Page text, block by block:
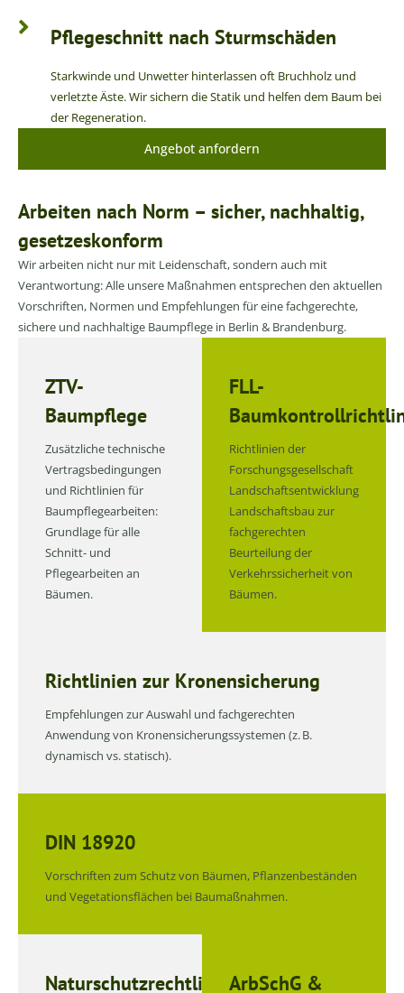
Pflegeschnitt nach Sturmschäden
Starkwinde und Unwetter hinterlassen oft Bruchholz und
verletzte Äste. Wir sichern die Statik und helfen dem Baum bei
der Regeneration.
Angebot anfordern
Arbeiten nach Norm – sicher, nachhaltig,
gesetzeskonform
Wir arbeiten nicht nur mit Leidenschaft, sondern auch mit
Verantwortung: Alle unsere Maßnahmen entsprechen den aktuellen
Vorschriften, Normen und Empfehlungen für eine fachgerechte,
sichere und nachhaltige Baumpflege in Berlin & Brandenburg.
ZTV-
Baumpflege
Zusätzliche technische
Vertragsbedingungen
und Richtlinien für
Baumpflegearbeiten:
Grundlage für alle
Schnitt- und
Pflegearbeiten an
Bäumen.
FLL-
Richtlinien der
Forschungsgesellschaft
Landschaftsentwicklung
Landschaftsbau zur
fachgerechten
Beurteilung der
Verkehrssicherheit von
Bäumen.
DIN 18920
Vorschriften zum Schutz von Bäumen, Pflanzenbeständen
und Vegetationsflächen bei Baumaßnahmen.
Richtlinien zur Kronensicherung
Empfehlungen zur Auswahl und fachgerechten
Anwendung von Kronensicherungssystemen (z. B.
dynamisch vs. statisch).
NaturschutzrechtlicheArbSchG &